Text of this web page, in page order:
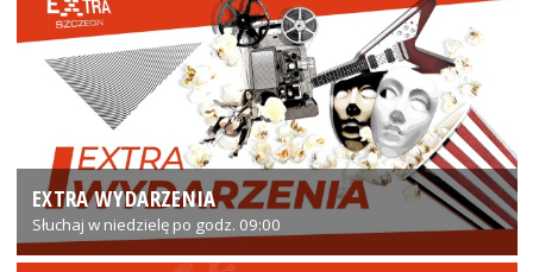
EXTRA WYDARZENIA
Słuchaj w niedzielę po godz. 09:00